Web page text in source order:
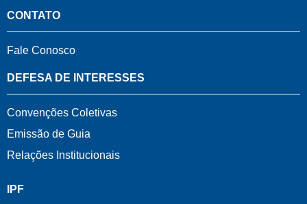
CONTATO
Fale Conosco
DEFESA DE INTERESSES
Convenções Coletivas
Emissão de Guia
Relações Institucionais
IPF